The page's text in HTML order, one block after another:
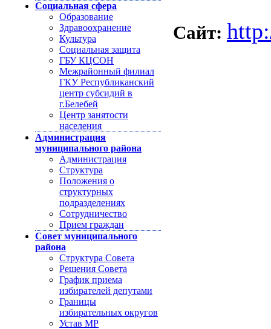
Социальная сфера
Образование
Здравоохранение
Культура
Социальная защита
ГБУ КЦСОН
Межрайонный филиал
ГКУ Республиканский
центр субсидий в
г.Белебей
Центр занятости
населения
Администрация
муниципального района
Администрация
Структура
Положения о
структурных
подразделениях
Сотрудничество
Прием граждан
Совет муниципального
района
Структура Совета
Решения Совета
График приема
избирателей депутами
Границы
избирательных округов
Устав МР
Сайт: